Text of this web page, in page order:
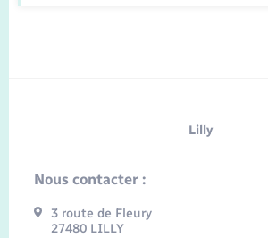
Lilly
Nous contacter :
3 route de Fleury
27480 LILLY